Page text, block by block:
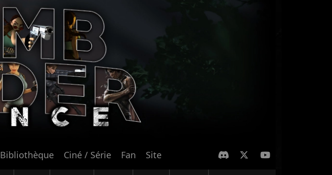
Bibliothèque Ciné / Série Fan Site